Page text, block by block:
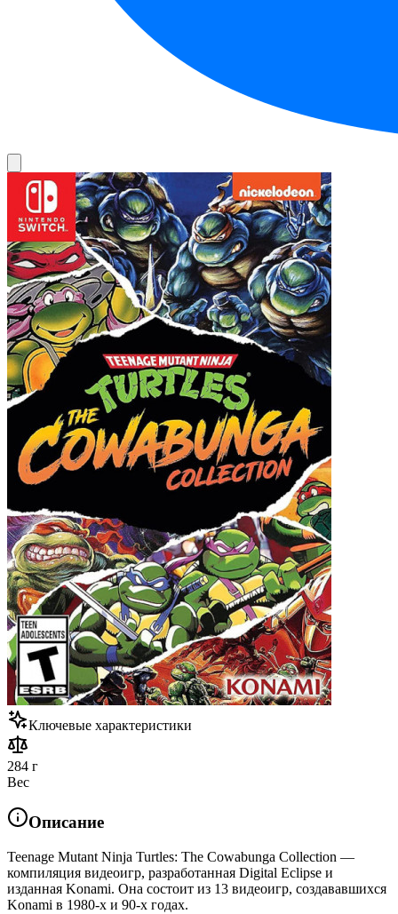
Ключевые характеристики
284 г
Вес
Описание
Teenage Mutant Ninja Turtles: The Cowabunga Collection —
компиляция видеоигр, разработанная Digital Eclipse и
изданная Konami. Она состоит из 13 видеоигр, создававшихся
Konami в 1980-х и 90-х годах.